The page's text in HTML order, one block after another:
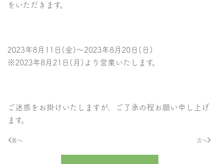
をいただきます。
2023年8月11日(金)～2023年8月20日(日)
※2023年8月21日(月)より営業いたします。
ご迷惑をお掛けいたしますが、ご了承の程お願い申し上げ
ます。
前へ 次へ